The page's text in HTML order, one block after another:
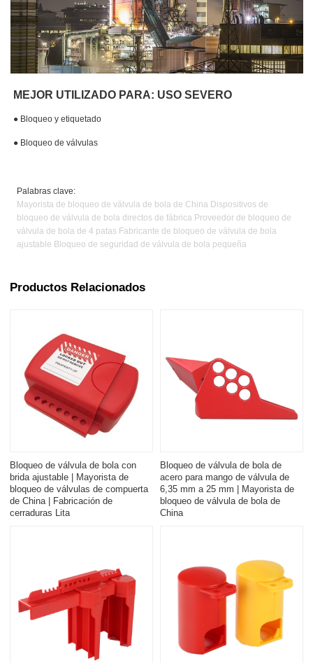
MEJOR UTILIZADO PARA: USO SEVERO
● Bloqueo y etiquetado
● Bloqueo de válvulas
Palabras clave:
Mayorista de bloqueo de válvula de bola de China Dispositivos de
bloqueo de válvula de bola directos de fábrica Proveedor de bloqueo de
válvula de bola de 4 patas Fabricante de bloqueo de válvula de bola
ajustable Bloqueo de seguridad de válvula de bola pequeña
Productos Relacionados
Bloqueo de válvula de bola con
brida ajustable | Mayorista de
bloqueo de válvulas de compuerta
de China | Fabricación de
cerraduras Lita
Bloqueo de válvula de bola de
acero para mango de válvula de
6,35 mm a 25 mm | Mayorista de
bloqueo de válvula de bola de
China